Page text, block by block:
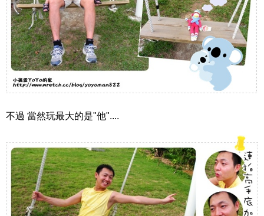
不過 當然玩最大的是"他"....